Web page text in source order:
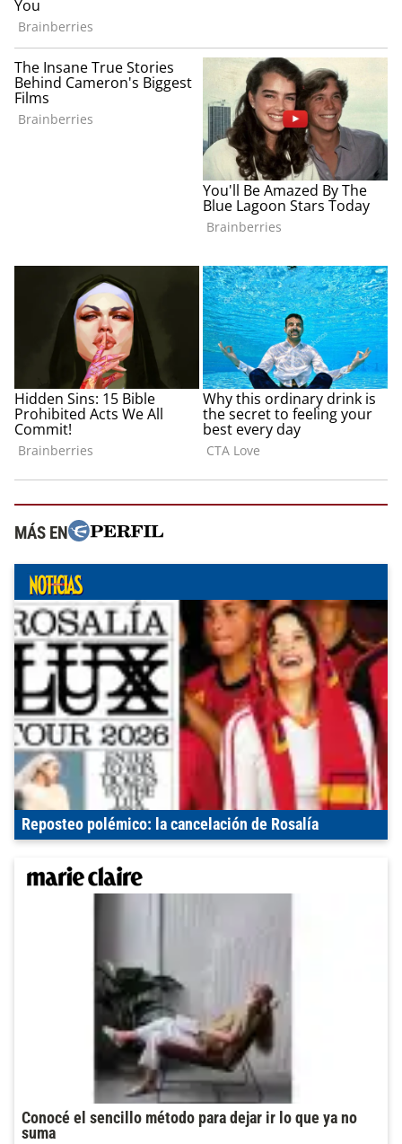
MÁS EN
Reposteo polémico: la cancelación de Rosalía
Conocé el sencillo método para dejar ir lo que ya no
suma